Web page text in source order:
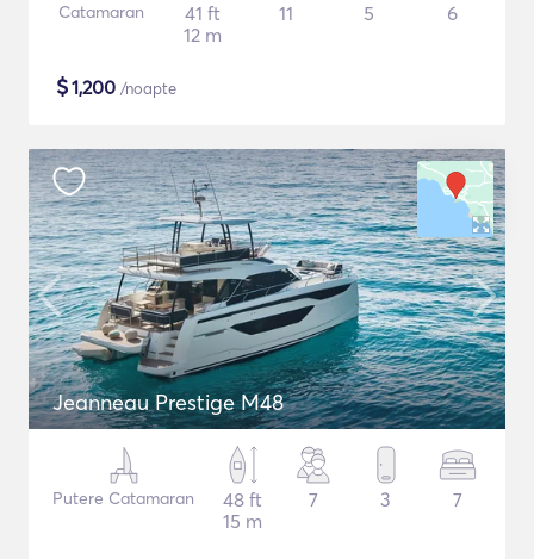
Catamaran
41 ft
12 m
11 5 6
$1,200 /noapte
Jeanneau Prestige M48
Putere Catamaran
48 ft
15 m
7 3 7